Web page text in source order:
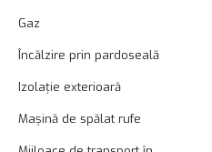
Gaz
Încălzire prin pardoseală
Izolație exterioară
Mașină de spălat rufe